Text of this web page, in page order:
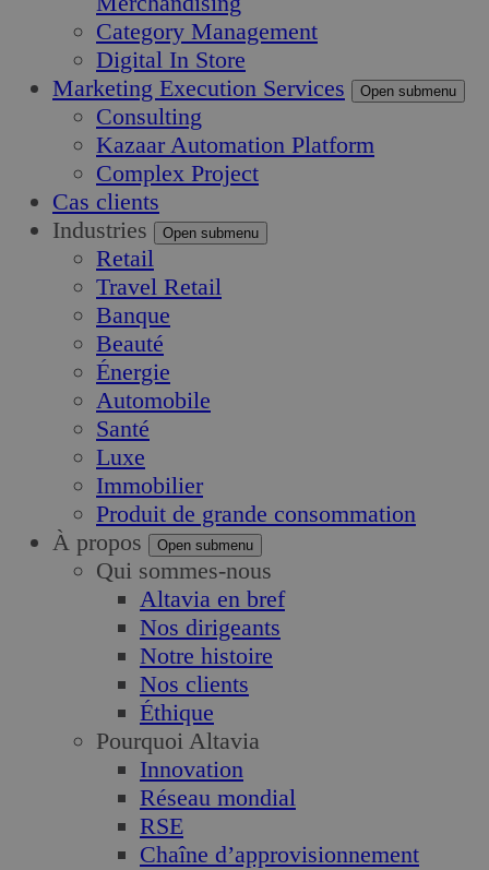
Category Management
Digital In Store
Marketing Execution Services
Open submenu
Consulting
Kazaar Automation Platform
Complex Project
Cas clients
Industries
Open submenu
Retail
Travel Retail
Banque
Beauté
Énergie
Automobile
Santé
Luxe
Immobilier
Produit de grande consommation
À propos
Open submenu
Qui sommes-nous
Altavia en bref
Nos dirigeants
Notre histoire
Nos clients
Éthique
Pourquoi Altavia
Innovation
Réseau mondial
RSE
Chaîne d’approvisionnement